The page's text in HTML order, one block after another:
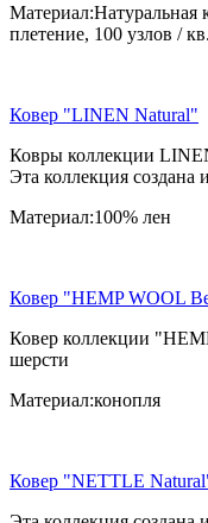
Материал:Натуральная
плетение, 100 узлов /
Ковер "LINEN Natural"
Ковры коллекции
Эта коллекция создана
Материал:100% лен
Ковер "HEMP WOOL
Ковер коллекции
шерсти
Материал:конопля
Ковер "NETTLE